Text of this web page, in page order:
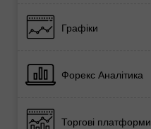
Графіки
Форекс Аналітика
Торгові платформи